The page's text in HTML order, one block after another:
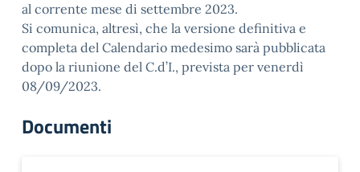
al corrente mese di settembre 2023.
Si comunica, altresì, che la versione definitiva e
completa del Calendario medesimo sarà pubblicata
dopo la riunione del C.d’I., prevista per venerdì
08/09/2023.
Documenti